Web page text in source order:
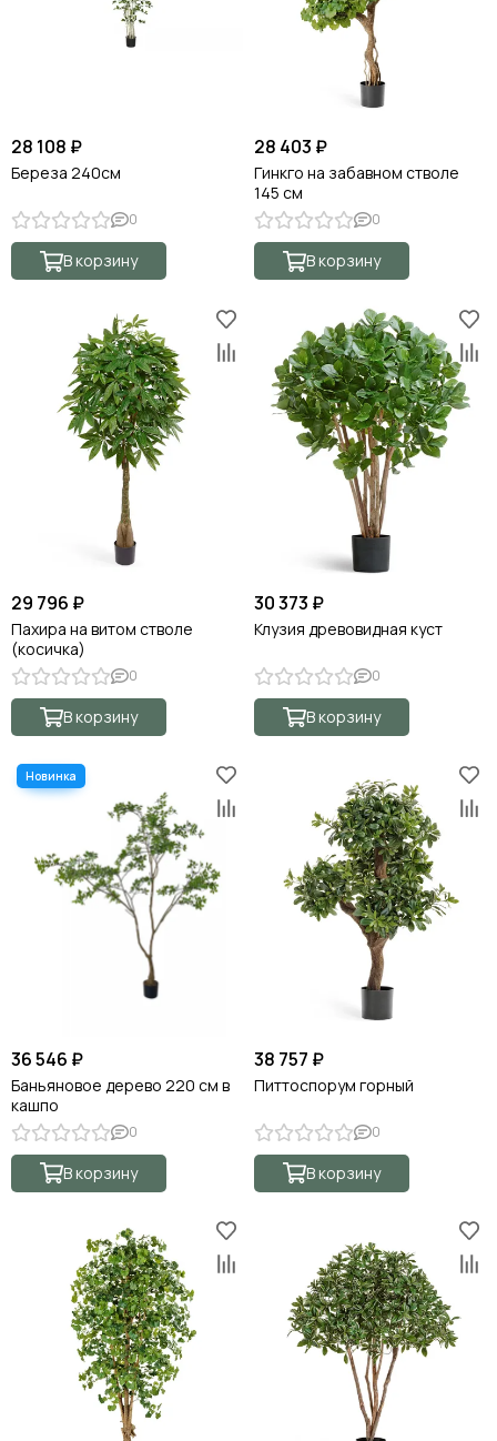
28 108 ₽
Береза 240см
0
В корзину
28 403 ₽
Гинкго на забавном стволе
145 см
0
В корзину
29 796 ₽
Пахира на витом стволе
(косичка)
0
В корзину
30 373 ₽
Клузия древовидная куст
0
В корзину
36 546 ₽
Баньяновое дерево 220 см в
кашпо
0
В корзину
38 757 ₽
Питтоспорум горный
0
В корзину